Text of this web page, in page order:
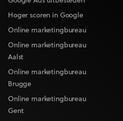
Hoger scoren in Google
Online marketingbureau
Online marketingbureau
Aalst
Online marketingbureau
Brugge
Online marketingbureau
Gent